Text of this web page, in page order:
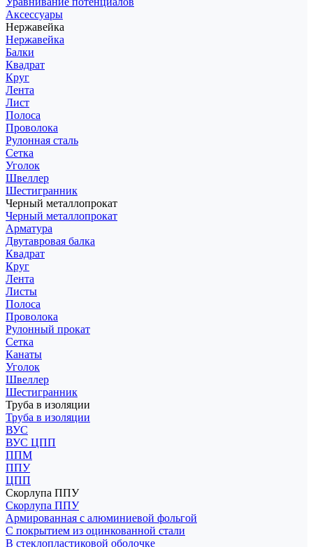
Аксессуары
Нержавейка
Нержавейка
Балки
Квадрат
Круг
Лента
Лист
Полоса
Проволока
Рулонная сталь
Сетка
Уголок
Швеллер
Шестигранник
Черный металлопрокат
Черный металлопрокат
Арматура
Двутавровая балка
Квадрат
Круг
Лента
Листы
Полоса
Проволока
Рулонный прокат
Сетка
Канаты
Уголок
Швеллер
Шестигранник
Труба в изоляции
Труба в изоляции
ВУС
ВУС ЦПП
ППМ
ППУ
ЦПП
Скорлупа ППУ
Скорлупа ППУ
Армированная с алюминиевой фольгой
С покрытием из оцинкованной стали
В стеклопластиковой оболочке